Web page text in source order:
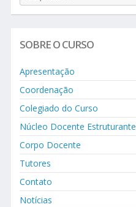
SOBRE O CURSO
Apresentação
Coordenação
Colegiado do Curso
Núcleo Docente Estruturante
Corpo Docente
Tutores
Contato
Notícias